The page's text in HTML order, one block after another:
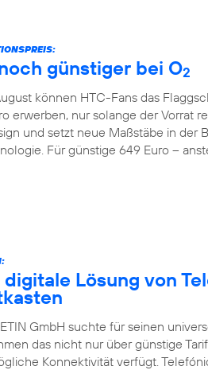
günstiger bei O2
können HTC-Fans das
erwerben, nur solange der Vorrat
und setzt neue Maßstäbe in der
Für günstige 649 Euro –
digitale Lösung von
GmbH suchte für seinen
das nicht nur über günstige
Konnektivität verfügt.